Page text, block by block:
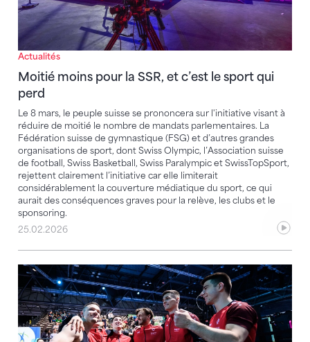
Actualités
Moitié moins pour la SSR, et c’est le sport qui
perd
Le 8 mars, le peuple suisse se prononcera sur l'initiative visant à
réduire de moitié le nombre de mandats parlementaires. La
Fédération suisse de gymnastique (FSG) et d’autres grandes
organisations de sport, dont Swiss Olympic, l’Association suisse
de football, Swiss Basketball, Swiss Paralympic et SwissTopSport,
rejettent clairement l’initiative car elle limiterait
considérablement la couverture médiatique du sport, ce qui
aurait des conséquences graves pour la relève, les clubs et le
sponsoring.
25.02.2026
Réduction de moitié du budget de la SSR, le sport